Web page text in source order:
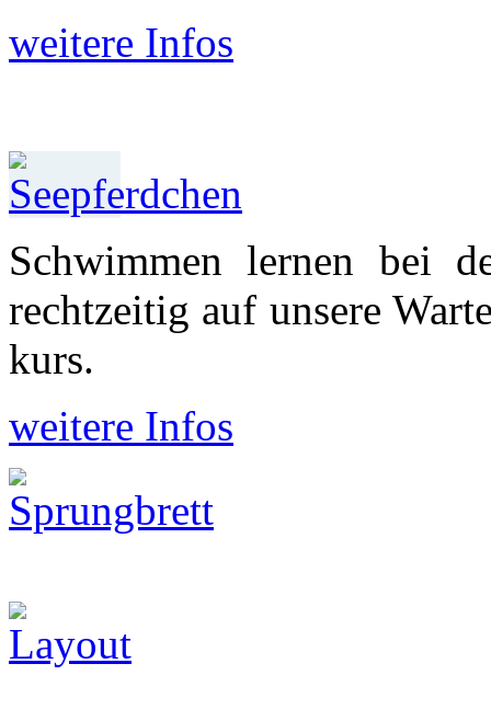
weitere Infos
Schwimmen lernen bei
recht­zeitig auf unsere
kurs.
weitere Infos